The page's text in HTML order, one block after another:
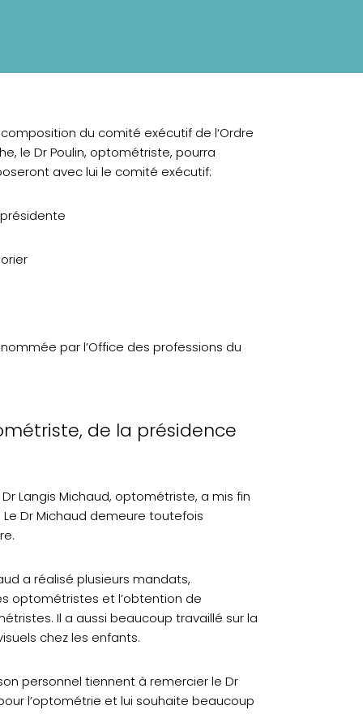
du comité exécutif de l‘Ordre
le Dr Poulin, optométriste, pourra
avec lui le comité exécutif:
par l’Office des professions du
de la présidence
Langis Michaud, optométriste, a mis fin
Dr Michaud demeure toutefois
a réalisé plusieurs mandats,
optométristes et l’obtention de
Il a aussi beaucoup travaillé sur la
chez les enfants.
personnel tiennent à remercier le Dr
l’optométrie et lui souhaite beaucoup